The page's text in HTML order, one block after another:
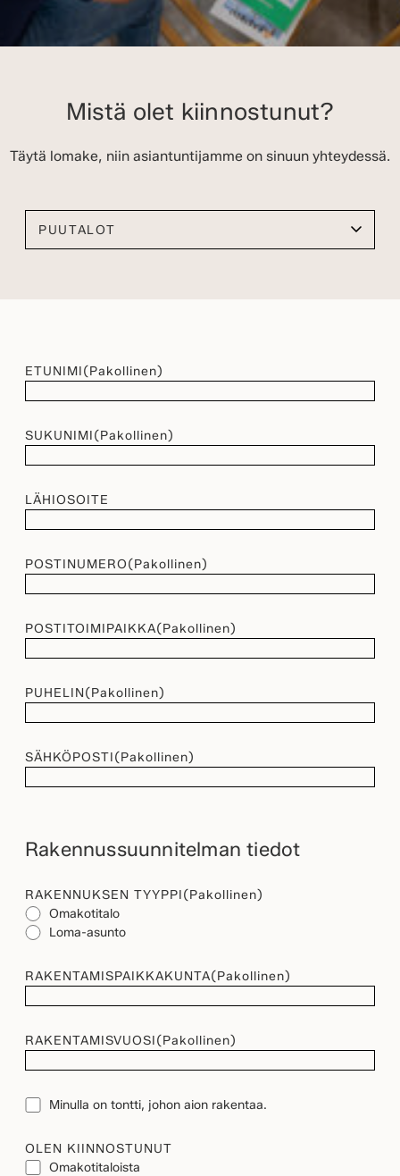
Mistä olet kiinnostunut?
Täytä lomake, niin asiantuntijamme on sinuun yhteydessä.
ETUNIMI(Pakollinen)
SUKUNIMI(Pakollinen)
LÄHIOSOITE
POSTINUMERO(Pakollinen)
POSTITOIMIPAIKKA(Pakollinen)
PUHELIN(Pakollinen)
SÄHKÖPOSTI(Pakollinen)
Rakennussuunnitelman tiedot
RAKENNUKSEN TYYPPI(Pakollinen)
Omakotitalo
Loma-asunto
RAKENTAMISPAIKKAKUNTA(Pakollinen)
RAKENTAMISVUOSI(Pakollinen)
TONTTIMinulla on tontti, johon aion rakentaa.
OLEN KIINNOSTUNUT
Omakotitaloista